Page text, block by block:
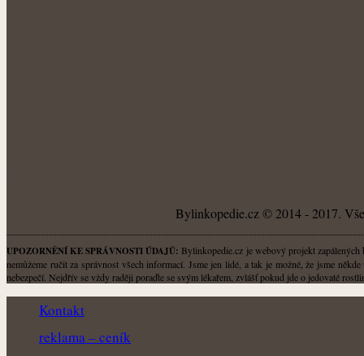
Bylinkopedie.cz © 2014 - 2017.
UPOZORNĚNÍ KE SPRÁVNOSTI ÚDAJŮ: Bylinkopedie.cz je webový projekt
nemůžeme ručit za správnost všech informací. Jsme jen lidé, a tak je možné, že jsme
nebezpečí. Nejdřív se vždy raději poraďte se svým lékařem, zvlášť pokud jde o jedovaté
Kontakt
reklama – ceník